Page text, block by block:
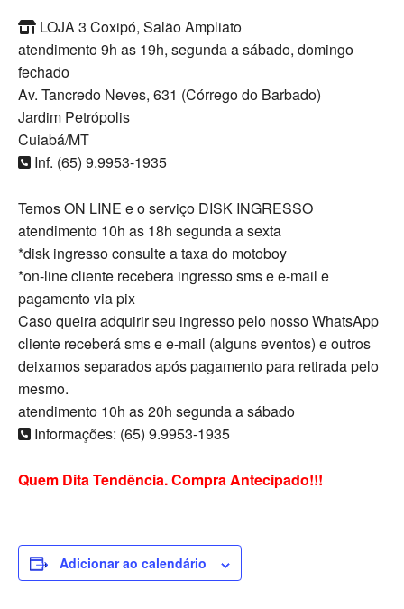
LOJA 3 Coxipó, Salão Ampliato
atendimento 9h as 19h, segunda a sábado, domingo
fechado
Av. Tancredo Neves, 631 (Córrego do Barbado)
Jardim Petrópolis
Cuiabá/MT
Inf. (65) 9.9953-1935
Temos ON LINE e o serviço DISK INGRESSO
atendimento 10h as 18h segunda a sexta
*disk ingresso consulte a taxa do motoboy
*on-line cliente recebera ingresso sms e e-mail e
pagamento via pix
Caso queira adquirir seu ingresso pelo nosso WhatsApp
cliente receberá sms e e-mail (alguns eventos) e outros
deixamos separados após pagamento para retirada pelo
mesmo.
atendimento 10h as 20h segunda a sábado
Informações: (65) 9.9953-1935
Quem Dita Tendência. Compra Antecipado!!!
Adicionar ao calendário